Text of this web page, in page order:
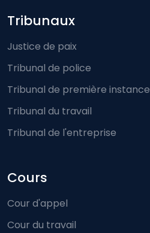
Footer-menu
Tribunaux
Justice de paix
Tribunal de police
Tribunal de première instance
Tribunal du travail
Tribunal de l'entreprise
Cours
Cour d'appel
Cour du travail